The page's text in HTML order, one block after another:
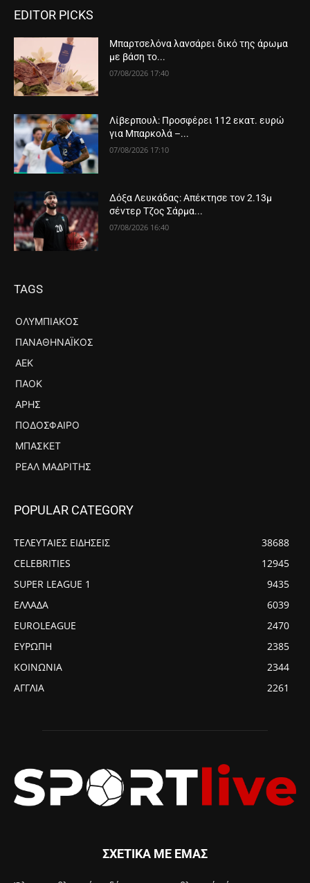
EDITOR PICKS
Μπαρτσελόνα λανσάρει δικό της άρωμα
με βάση το...
07/08/2026 17:40
Λίβερπουλ: Προσφέρει 112 εκατ. ευρώ
για Μπαρκολά –...
07/08/2026 17:10
Δόξα Λευκάδας: Απέκτησε τον 2.13μ
σέντερ Τζος Σάρμα...
07/08/2026 16:40
TAGS
ΟΛΥΜΠΙΑΚΌΣ
ΠΑΝΑΘΗΝΑΪΚΌΣ
ΑΕΚ
ΠΑΟΚ
ΆΡΗΣ
ΠΟΔΌΣΦΑΙΡΟ
ΜΠΆΣΚΕΤ
ΡΕΆΛ ΜΑΔΡΊΤΗΣ
POPULAR CATEGORY
ΤΕΛΕΥΤΑΙΕΣ ΕΙΔΗΣΕΙΣ
38688
CELEBRITIES
12945
SUPER LEAGUE 1
9435
ΕΛΛΑΔΑ
6039
EUROLEAGUE
2470
ΕΥΡΩΠΗ
2385
ΚΟΙΝΩΝΙΑ
2344
ΑΓΓΛΙΑ
2261
ΣΧΕΤΙΚΑ ΜΕ ΕΜΑΣ